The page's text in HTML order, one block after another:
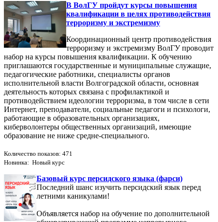
В ВолГУ пройдут курсы повышения
квалификации в целях противодействия
терроризму и экстремизму
Координационный центр противодействия
терроризму и экстремизму ВолГУ проводит
набор на курсы повышения квалификации. К обучению
приглашаются государственные и муниципальные служащие,
педагогические работники, специалисты органов
исполнительной власти Волгоградской области, основная
деятельность которых связана с профилактикой и
противодействием идеологии терроризма, в том числе в сети
Интернет, преподаватели, социальные педагоги и психологи,
работающие в образовательных организациях,
киберволонтеры общественных организаций, имеющие
образование не ниже средне-специального.
Количество показов: 471
Новинка: Новый курс
Базовый курс персидского языка (фарси)
Последний шанс изучить персидский язык перед
летними каникулами!
Объявляется набор на обучение по дополнительной